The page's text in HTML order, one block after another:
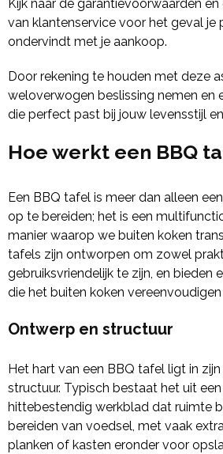
Kijk naar de garantievoorwaarden
van klantenservice voor het geval je
ondervindt met je aankoop.
Door rekening te houden met deze
weloverwogen beslissing nemen en
die perfect past bij jouw levensstijl
Hoe werkt een BBQ
Een BBQ tafel is meer dan alleen
op te bereiden; het is een
manier waarop we buiten koken
tafels zijn ontworpen om zowel
gebruiksvriendelijk te zijn, en bieden
die het buiten koken vereenvoudigen
Ontwerp en structuur
Het hart van een BBQ tafel ligt in
structuur. Typisch bestaat het uit
hittebestendig werkblad dat ruimte
bereiden van voedsel, met vaak
planken of kasten eronder voor